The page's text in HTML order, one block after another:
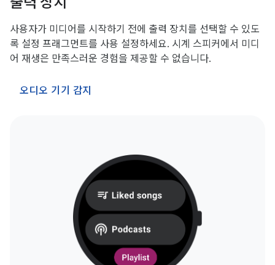
사용자가 미디어를 시작하기 전에 출력 장치를 선택할 수 있도
록 설정 프래그먼트를 사용 설정하세요. 시계 스피커에서 미디
어 재생은 만족스러운 경험을 제공할 수 없습니다.
오디오 기기 감지